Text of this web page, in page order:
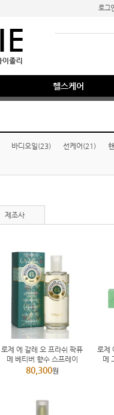
로그
헬스케어
바디오일(23) 선케어(21)
제조사
로제 에 갈레 오 프라쉬 팍퓨
메 베티버 향수 스프레이
100ml
80,300원
로제
메